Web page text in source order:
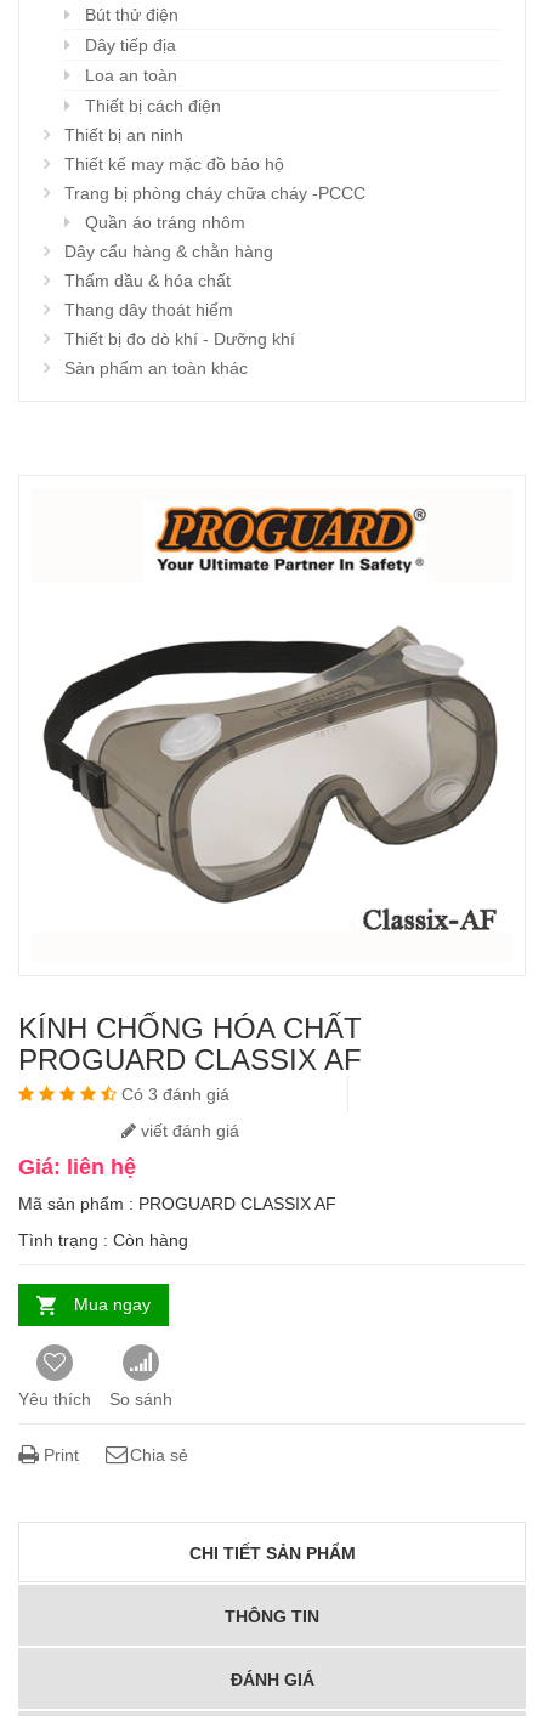
Bút thử điện
Dây tiếp địa
Loa an toàn
Thiết bị cách điện
Thiết bị an ninh
Thiết kế may mặc đồ bảo hộ
Trang bị phòng cháy chữa cháy -PCCC
Quần áo tráng nhôm
Dây cẩu hàng & chằn hàng
Thấm dầu & hóa chất
Thang dây thoát hiểm
Thiết bị đo dò khí - Dưỡng khí
Sản phẩm an toàn khác
KÍNH CHỐNG HÓA CHẤT
PROGUARD CLASSIX AF
Có 3 đánh giá
viết đánh giá
Giá: liên hệ
Mã sản phẩm : PROGUARD CLASSIX AF
Tình trạng : Còn hàng
Mua ngay
Yêu thích So sánh
Print Chia sẻ
CHI TIẾT SẢN PHẨM
THÔNG TIN
ĐÁNH GIÁ